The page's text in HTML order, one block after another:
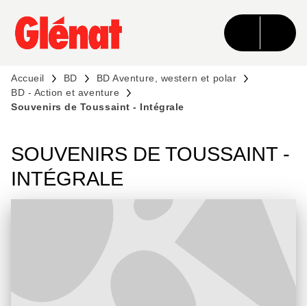
MENU RECHERCHE CONTENU
PIED DE PAGE
Accueil BD
BD Aventure, western et polar
BD - Action et aventure
Souvenirs de Toussaint - Intégrale
SOUVENIRS DE TOUSSAINT -
INTÉGRALE